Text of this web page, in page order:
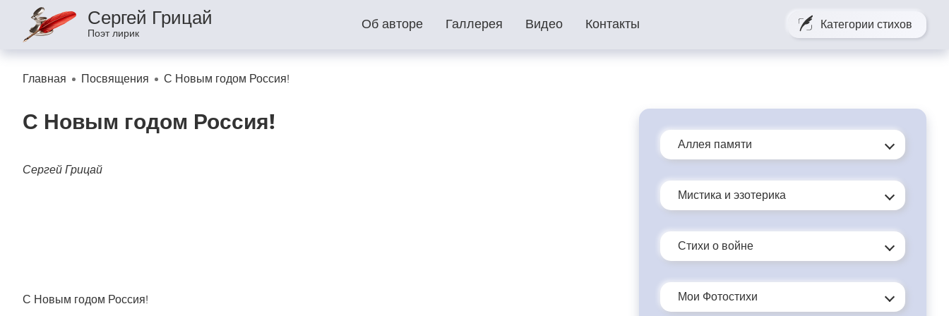
Сергей Грицай
Поэт лирик
Об авторе Галлерея Видео Контакты Категории стихов
Главная Посвящения С Новым годом Россия!
С Новым годом Россия!
Сергей Грицай
С Новым годом Россия!
Аллея памяти
Мистика и эзотерика
Стихи о войне
Мои Фотостихи
Аллея памяти
Мистика и эзотерика
«Сорок дней… город Старобельск»
Элегия
Памяти Анатолия Гордиенко талантливого Музыканта и Певца посвящается…